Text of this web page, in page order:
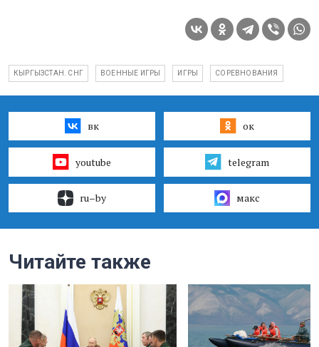
КЫРГЫЗСТАН. СНГ ВОЕННЫЕ ИГРЫ ИГРЫ СОРЕВНОВАНИЯ
вк ок
youtube telegram
ru–by макс
Читайте также